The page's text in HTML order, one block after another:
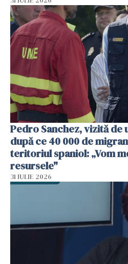
Pedro Sanchez, vizită de
după ce 40 000 de
teritoriul spaniol: „Vom
resursele"
31 IULIE 2026